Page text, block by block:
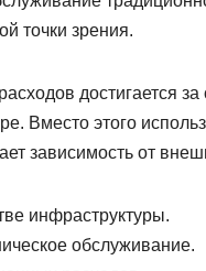
точки зрения.
достигается
Вместо этого
зависимость от
инфраструктуры.
обслуживание.